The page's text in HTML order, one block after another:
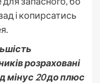
і копирсатись
розраховані
мінус 20 до плюс